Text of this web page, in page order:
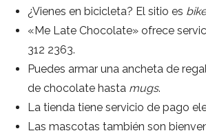
¿Vienes en bicicleta? El sitio es
«Me Late Chocolate» ofrece
312 2363.
Puedes armar una ancheta de
de chocolate hasta mugs.
La tienda tiene servicio de pago
Las mascotas también son